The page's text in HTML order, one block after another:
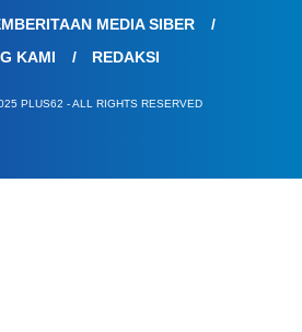
MEDIA SIBER
KAMI
REDAKSI
PLUS62 - ALL RIGHTS RESERVED